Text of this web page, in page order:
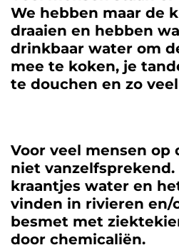
We hebben maar de
draaien en hebben
drinkbaar water om
mee te koken, je
te douchen en zo
Voor veel mensen op
niet
kraantjes water en
vinden in rivieren en/
besmet met
door chemicaliën.